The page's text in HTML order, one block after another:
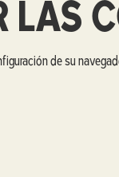
LAS
de su